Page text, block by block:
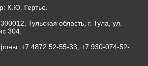
К.Ю. Гертье.
Тульская область, г. Тула, ул.
304.
+7 4872 52-55-33, +7 930-074-52-